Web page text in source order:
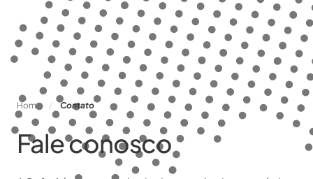
Home / Contato
Fale conosco